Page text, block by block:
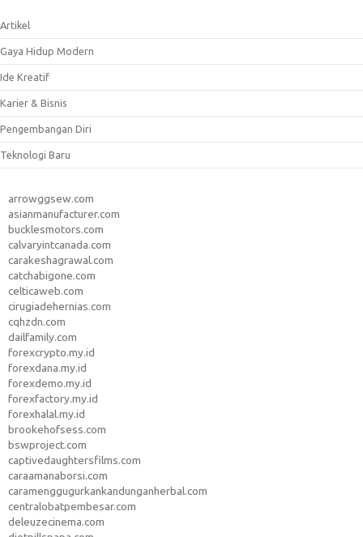
Artikel
Gaya Hidup Modern
Ide Kreatif
Karier & Bisnis
Pengembangan Diri
Teknologi Baru
arrowggsew.com
asianmanufacturer.com
bucklesmotors.com
calvaryintcanada.com
carakeshagrawal.com
catchabigone.com
celticaweb.com
cirugiadehernias.com
cqhzdn.com
dailfamily.com
forexcrypto.my.id
forexdana.my.id
forexdemo.my.id
forexfactory.my.id
forexhalal.my.id
brookehofsess.com
bswproject.com
captivedaughtersfilms.com
caraamanaborsi.com
caramenggugurkankandunganherbal.com
centralobatpembesar.com
deleuzecinema.com